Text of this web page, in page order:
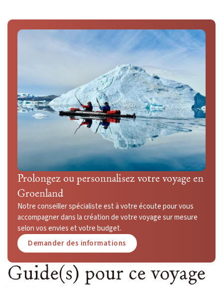
Prolongez ou personnalisez votre voyage en
Groenland
Notre conseiller spécialiste est à votre écoute pour vous
accompagner dans la création de votre voyage sur mesure
selon vos envies et votre budget.
Demander des informations
Guide(s) pour ce voyage